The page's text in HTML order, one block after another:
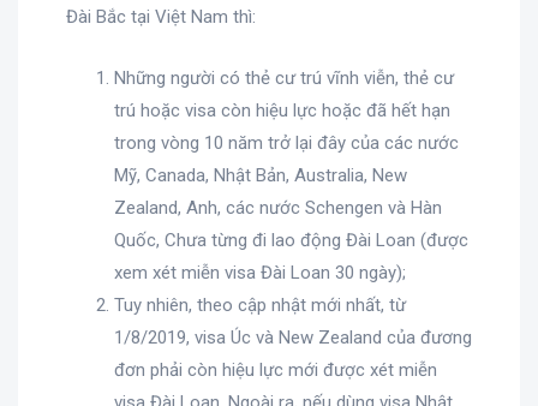
Đài Bắc tại Việt Nam thì:
Những người có thẻ cư trú vĩnh viễn, thẻ cư
trú hoặc visa còn hiệu lực hoặc đã hết hạn
trong vòng 10 năm trở lại đây của các nước
Mỹ, Canada, Nhật Bản, Australia, New
Zealand, Anh, các nước Schengen và Hàn
Quốc, Chưa từng đi lao động Đài Loan (được
xem xét miễn visa Đài Loan 30 ngày);
Tuy nhiên, theo cập nhật mới nhất, từ
1/8/2019, visa Úc và New Zealand của đương
đơn phải còn hiệu lực mới được xét miễn